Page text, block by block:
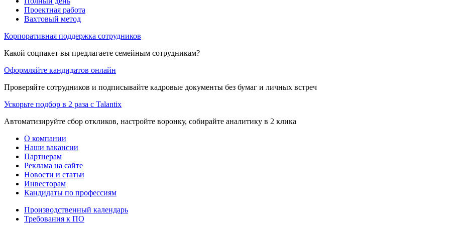
Проектная работа
Вахтовый метод
Корпоративная поддержка сотрудников
Какой соцпакет вы предлагаете семейным сотрудникам?
Оформляйте кандидатов онлайн
Проверяйте сотрудников и подписывайте кадровые документы без бумаг и личных встреч
Ускорьте подбор в 2 раза с Talantix
Автоматизируйте сбор откликов, настройте воронку, собирайте аналитику в 2 клика
О компании
Наши вакансии
Партнерам
Реклама на сайте
Новости и статьи
Инвесторам
Кандидаты по профессиям
Производственный календарь
Требования к ПО